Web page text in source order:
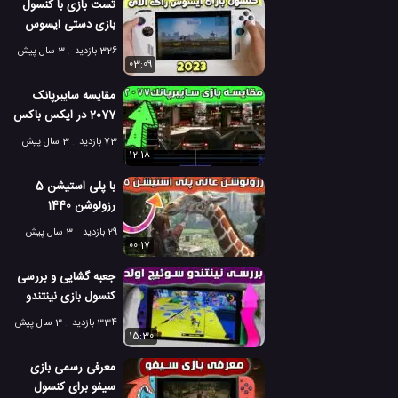
تست بازی با کنسول
بازی دستی ایسوس
راگ الای 2023
326 بازدید
3 سال پیش
03:09
مقایسه سایبرپانک
2077 در ایکس باکس
و پلی استیشن 5
73 بازدید
3 سال پیش
12:18
با پلی استیشن 5
رزولوشن 1440
مگاپیکسل را تجربه
29 بازدید
3 سال پیش
00:17
جعبه گشایی و بررسی
کنسول بازی نینتندو
سوئیچ نسخه OLED
334 بازدید
3 سال پیش
15:30
معرفی رسمی بازی
سیفو برای کنسول